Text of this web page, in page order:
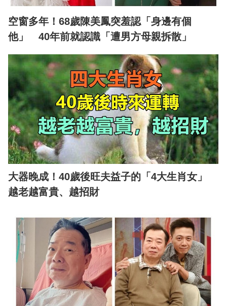
空窗多年！68歲陳美鳳突羞認「身邊有個
他」 40年前就認識「遭男方母親拆散」
大器晚成！40歲後旺夫益子的「4大生肖女」
越老越富貴、越招財